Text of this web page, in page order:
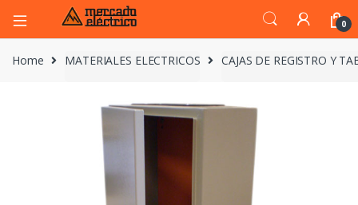
0
Home MATERIALES ELECTRICOS CAJAS DE REGISTRO Y